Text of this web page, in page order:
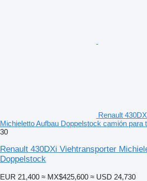
Renault
Michieletto Aufbau Doppelstock camión para
30
Renault 430DXi Viehtransporter
Doppelstock
EUR 21,400 ≈ MX$425,600 ≈ USD 24,730